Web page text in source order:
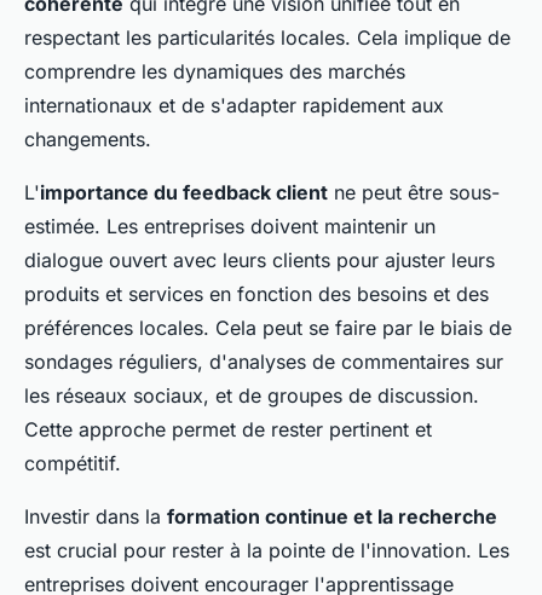
respectant les particularités locales. Cela implique de
comprendre les dynamiques des marchés
internationaux et de s'adapter rapidement aux
changements.
L'importance du feedback client ne peut être sous-
estimée. Les entreprises doivent maintenir un
dialogue ouvert avec leurs clients pour ajuster leurs
produits et services en fonction des besoins et des
préférences locales. Cela peut se faire par le biais de
sondages réguliers, d'analyses de commentaires sur
les réseaux sociaux, et de groupes de discussion.
Cette approche permet de rester pertinent et
compétitif.
Investir dans la formation continue et la recherche
est crucial pour rester à la pointe de l'innovation. Les
entreprises doivent encourager l'apprentissage